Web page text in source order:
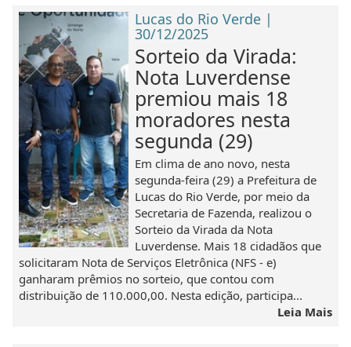
Lucas do Rio Verde |
30/12/2025
Sorteio da Virada:
Nota Luverdense
premiou mais 18
moradores nesta
segunda (29)
Em clima de ano novo, nesta
segunda-feira (29) a Prefeitura de
Lucas do Rio Verde, por meio da
Secretaria de Fazenda, realizou o
Sorteio da Virada da Nota
Luverdense. Mais 18 cidadãos que
solicitaram Nota de Serviços Eletrônica (NFS - e)
ganharam prêmios no sorteio, que contou com
distribuição de 110.000,00. Nesta edição, participa...
Leia Mais